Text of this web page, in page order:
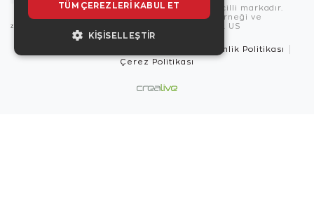
Copyright © 2026, Zen Diamond tescilli markadır.
Zen Diamond Birleşmiş Markalar Derneği ve
Turquality Destek Programı üyesidir. US
Güvenlik Politikası
Çerez Politikası
TÜM ÇEREZLERI KABUL ET
KIŞISELLEŞTIR